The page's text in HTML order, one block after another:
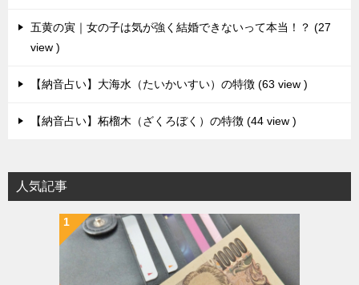
五黄の寅｜女の子は気が強く結婚できないって本当！？
27
view
【納音占い】大海水（たいかいすい）の特徴 63 view
【納音占い】柘榴木（ざくろぼく）の特徴 44 view
人気記事